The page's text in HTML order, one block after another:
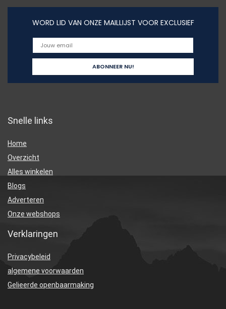
WORD LID VAN ONZE MAILLIJST VOOR EXCLUSIEF
Snelle links
Home
Overzicht
Alles winkelen
Blogs
Adverteren
Onze webshops
Verklaringen
Privacybeleid
algemene voorwaarden
Gelieerde openbaarmaking